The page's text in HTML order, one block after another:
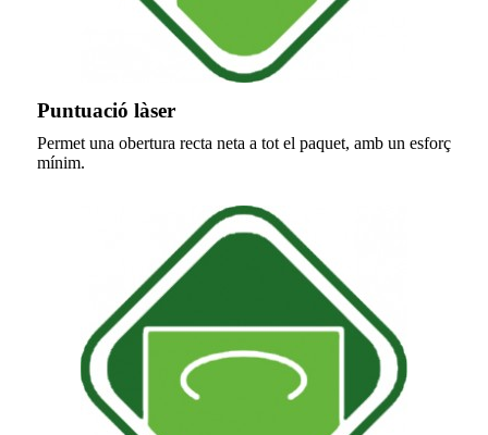
Puntuació làser
Permet una obertura recta neta a tot el paquet, amb un esforç
mínim.